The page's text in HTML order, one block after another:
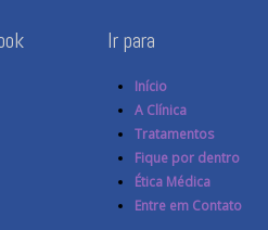
Ir para
Início
A Clínica
Tratamentos
Fique por dentro
Ética Médica
Entre em Contato